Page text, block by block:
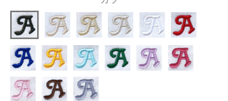
規約
大量購入・法人向けの購入の方は
お問い合わせ